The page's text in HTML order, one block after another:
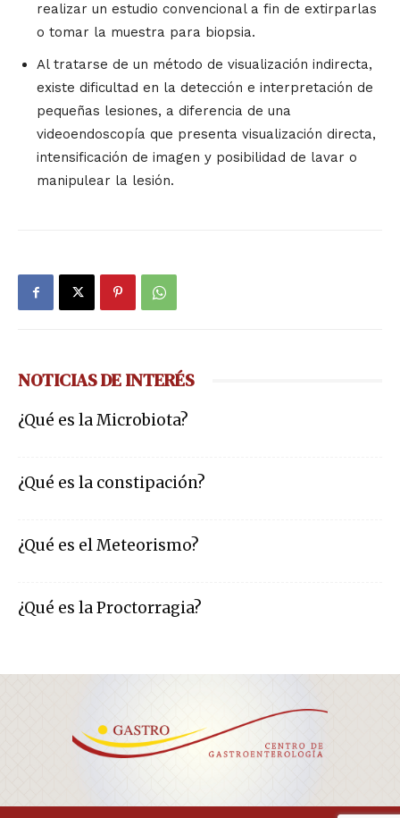
realizar un estudio convencional a fin de extirparlas
o tomar la muestra para biopsia.
Al tratarse de un método de visualización indirecta,
existe dificultad en la detección e interpretación de
pequeñas lesiones, a diferencia de una
videoendoscopía que presenta visualización directa,
intensificación de imagen y posibilidad de lavar o
manipulear la lesión.
NOTICIAS DE INTERÉS
¿Qué es la Microbiota?
¿Qué es la constipación?
¿Qué es el Meteorismo?
¿Qué es la Proctorragia?